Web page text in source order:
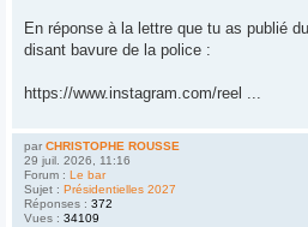
En réponse à la lettre que tu as publié
disant bavure de la police :
https://www.instagram.com/reel ...
par CHRISTOPHE ROUSSE
29 juil. 2026, 11:16
Forum : Le bar
Sujet : Présidentielles 2027
Réponses : 372
Vues : 34109